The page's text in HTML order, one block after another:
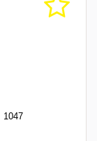
1047